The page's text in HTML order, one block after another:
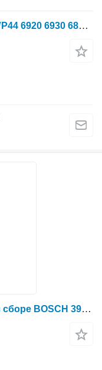
ТНВД Bosch Топливный насос VP44 6920 6930 6820 Bosch 0470506018 RE501275 для трактора колесного John Deere 6920 6930 6820
ТНВД Bosch Топливный насос в сборе BOSCH 3934780, 8.3 6CT 6CTA 6CTAA